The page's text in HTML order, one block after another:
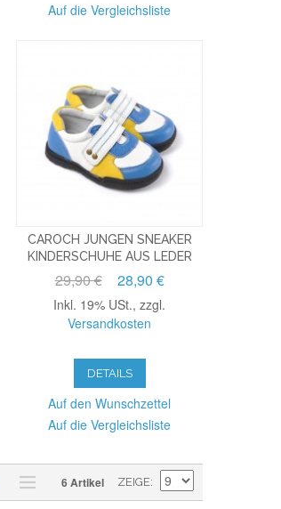
Auf die Vergleichsliste
CAROCH JUNGEN SNEAKER
KINDERSCHUHE AUS LEDER
29,90 € 28,90 €
Inkl. 19% USt.,zzgl.
Versandkosten
DETAILS
Auf den Wunschzettel
Auf die Vergleichsliste
6 Artikel ZEIGE